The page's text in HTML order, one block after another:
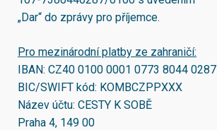
„Dar“ do zprávy pro příjemce.
Pro mezinárodní platby ze zahraničí:
IBAN: CZ40 0100 0001 0773 8044 0287
BIC/SWIFT kód: KOMBCZPPXXX
Název účtu: CESTY K SOBĚ
Praha 4, 149 00